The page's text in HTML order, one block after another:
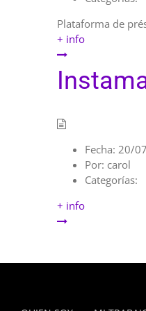
Plataforma de
+ info
Fecha: 20/
Por: carol
Categorías:
+ info